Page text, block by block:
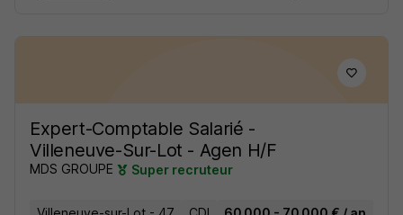
Expert-Comptable Salarié -
Villeneuve-Sur-Lot - Agen H/F
MDS GROUPE Super recruteur